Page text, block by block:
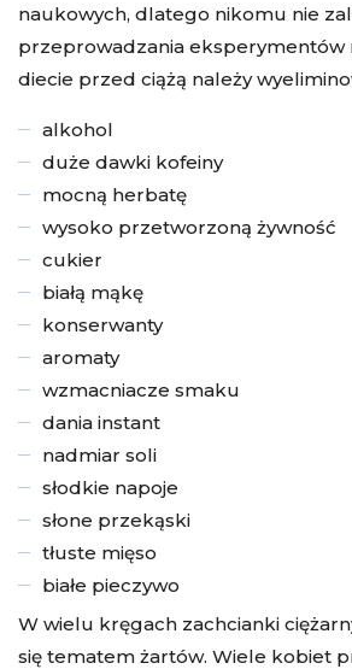
naukowych, dlatego nikomu nie
przeprowadzania eksperymentów
diecie przed ciążą należy
alkohol
duże dawki kofeiny
mocną herbatę
wysoko przetworzoną żywność
cukier
białą mąkę
konserwanty
aromaty
wzmacniacze smaku
dania instant
nadmiar soli
słodkie napoje
słone przekąski
tłuste mięso
białe pieczywo
W wielu kręgach zachcianki
się tematem żartów. Wiele kobiet